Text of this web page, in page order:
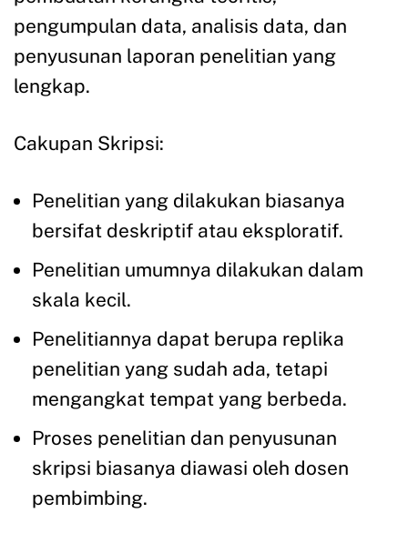
pengumpulan data, analisis data, dan
penyusunan laporan penelitian yang
lengkap.
Cakupan Skripsi:
Penelitian yang dilakukan biasanya
bersifat deskriptif atau eksploratif.
Penelitian umumnya dilakukan dalam
skala kecil.
Penelitiannya dapat berupa replika
penelitian yang sudah ada, tetapi
mengangkat tempat yang berbeda.
Proses penelitian dan penyusunan
skripsi biasanya diawasi oleh dosen
pembimbing.